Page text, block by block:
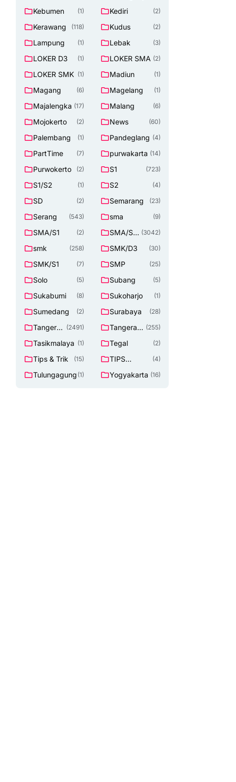
Kebumen (1) Kediri (2)
Kerawang (118) Kudus (2)
Lampung (1) Lebak (3)
LOKER D3 (1) LOKER SMA (2)
LOKER SMK (1) Madiun (1)
Magang (6) Magelang (1)
Majalengka (17) Malang (6)
Mojokerto (2) News (60)
Palembang (1) Pandeglang (4)
PartTime (7) purwakarta (14)
Purwokerto (2) S1 (723)
S1/S2 (1) S2 (4)
SD (2) Semarang (23)
Serang (543) sma (9)
SMA/S1 (2)
SMA/SM (3042)
smk (258) SMK/D3 (30)
SMK/S1 (7) SMP (25)
Solo (5) Subang (5)
Sukabumi (8) Sukoharjo (1)
Sumedang (2) Surabaya (28)
Tangeran (2491)
Tangerang (255)
Tasikmalaya (1) Tegal (2)
Tips & Trik (15)
TIPS
Kerja
(4)
Tulungagung (1) Yogyakarta (16)